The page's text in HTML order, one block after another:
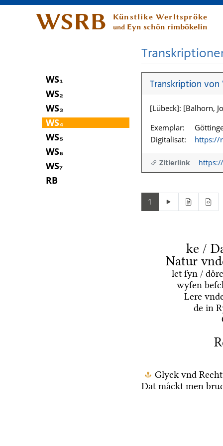
WSRB Künstlike Werltspröke
und Eyn schön rimbökelin
WS₁
WS₂
WS₃
WS₄
WS₅
WS₆
WS₇
RB
Transkription von
[Lübeck]: [Balhorn,
Exemplar:
Digitalisat:
https://
Zitierlink
1
ke /
Natur
let ſyn /
wyſen
Lere
de in
Glyck vnd
Dat maͤckt men